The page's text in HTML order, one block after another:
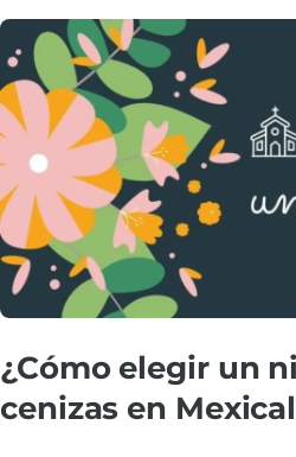
¿Cómo elegir un
cenizas en